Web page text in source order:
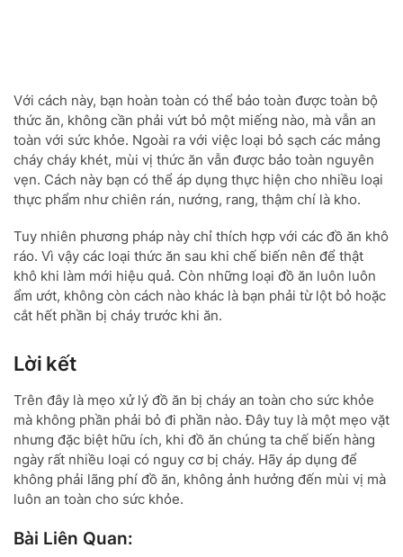
Với cách này, bạn hoàn toàn có thể bảo toàn được toàn bộ
thức ăn, không cần phải vứt bỏ một miếng nào, mà vẫn an
toàn với sức khỏe. Ngoài ra với việc loại bỏ sạch các mảng
cháy cháy khét, mùi vị thức ăn vẫn được bảo toàn nguyên
vẹn. Cách này bạn có thể áp dụng thực hiện cho nhiều loại
thực phẩm như chiên rán, nướng, rang, thậm chí là kho.
Tuy nhiên phương pháp này chỉ thích hợp với các đồ ăn khô
ráo. Vì vậy các loại thức ăn sau khi chế biến nên để thật
khô khi làm mới hiệu quả. Còn những loại đồ ăn luôn luôn
ẩm ướt, không còn cách nào khác là bạn phải từ lột bỏ hoặc
cắt hết phần bị cháy trước khi ăn.
Lời kết
Trên đây là mẹo xử lý đồ ăn bị cháy an toàn cho sức khỏe
mà không phần phải bỏ đi phần nào. Đây tuy là một mẹo vặt
nhưng đặc biệt hữu ích, khi đồ ăn chúng ta chế biến hàng
ngày rất nhiều loại có nguy cơ bị cháy. Hãy áp dụng để
không phải lãng phí đồ ăn, không ảnh hưởng đến mùi vị mà
luôn an toàn cho sức khỏe.
Bài Liên Quan: